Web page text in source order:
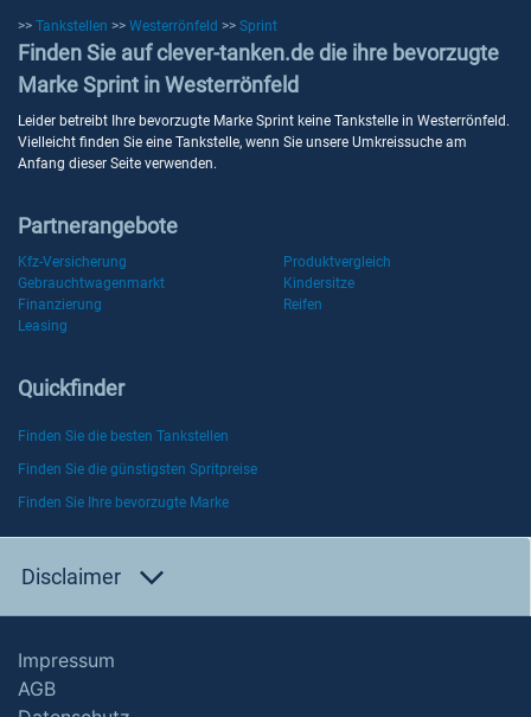
>> Tankstellen >> Westerrönfeld >> Sprint
Finden Sie auf clever-tanken.de die ihre bevorzugte
Marke Sprint in Westerrönfeld
Leider betreibt Ihre bevorzugte Marke Sprint keine Tankstelle in Westerrönfeld.
Vielleicht finden Sie eine Tankstelle, wenn Sie unsere Umkreissuche am
Anfang dieser Seite verwenden.
Partnerangebote
Kfz-Versicherung
Produktvergleich
Gebrauchtwagenmarkt
Kindersitze
Finanzierung
Reifen
Leasing
Quickfinder
Finden Sie die besten Tankstellen
Finden Sie die günstigsten Spritpreise
Finden Sie Ihre bevorzugte Marke
Disclaimer
Impressum
AGB